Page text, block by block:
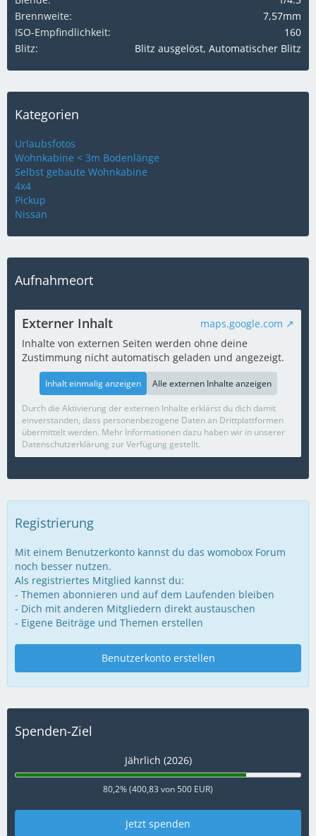
Brennweite
7,57mm
ISO-Empfindlichkeit
160
Blitz
Blitz ausgelöst, Automatischer Blitz
Kategorien
Urlaubsfotos
Wohnkabine < 3m Bodenlänge
Selbst gebaute Wohnkabine
4x4
Pickup
Nissan
Aufnahmeort
Externer Inhalt
maps.google.com
Inhalte von externen Seiten werden ohne deine
Zustimmung nicht automatisch geladen und angezeigt.
Inhalt einmalig anzeigen Alle externen Inhalte anzeigen
Durch die Aktivierung der externen Inhalte erklärst du dich damit
einverstanden, dass personenbezogene Daten an Drittplattformen
übermittelt werden. Mehr Informationen dazu haben wir in unserer
Datenschutzerklärung zur Verfügung gestellt.
Registrierung
Mit einem Benutzerkonto kannst du das womobox Forum
noch besser nutzen.
Als registriertes Mitglied kannst du:
- Themen abonnieren und auf dem Laufenden bleiben
- Dich mit anderen Mitgliedern direkt austauschen
- Eigene Beiträge und Themen erstellen
Benutzerkonto erstellen
Spenden-Ziel
Jährlich (2026)
80,2% (400,83 von 500 EUR)
Jetzt spenden